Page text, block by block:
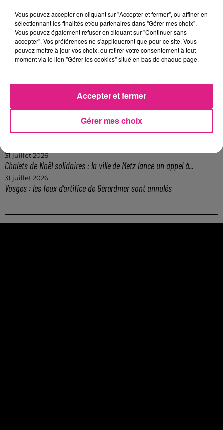
9h19
Lorraine : une journée pas comme les autres au Parc animalier de...
6 août 2026
Metz : une distribution de lunette gratuite pour voir l’éclipse
5 août 2026
4 août 2026
Officiel : Gauthier Hein quitte le FC Metz pour l'OGC Nice
4 août 2026
Officiel : le lac de Madine reporte son feu d’artifice
4 août 2026
31 juillet 2026
Chalets de Noël solidaires : la ville de Metz lance un appel à...
31 juillet 2026
Vosges : les feux d’artifice de Gérardmer sont annulés
Vous pouvez accepter en cliquant sur "Accepter et fermer", ou affiner en
sélectionnant les finalités et/ou partenaires dans "Gérer mes choix".
Vous pouvez également refuser en cliquant sur "Continuer sans
accepter". Vos préférences ne s'appliqueront que pour ce site. Vous
pouvez mettre à jour vos choix, ou retirer votre consentement à tout
moment via le lien "Gérer les cookies" situé en bas de chaque page.
Gérer mes choix
Accepter et fermer